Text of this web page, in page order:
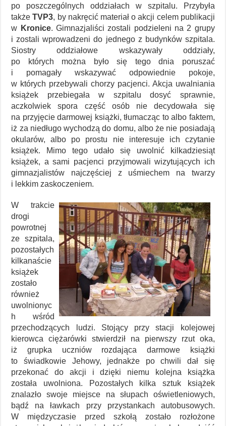
po poszczególnych oddziałach w szpitalu. Przybyła
takżeTVP3, by nakręcić materiał o akcji celem publikacji
w Kronice. Gimnazjaliści zostali podzieleni na 2 grupy
i zostali wprowadzeni do jednego z budynków szpitala.
Siostry oddziałowe wskazywały oddziały,
po których można było się tego dnia poruszać
i pomagały wskazywać odpowiednie pokoje,
w których przebywali chorzy pacjenci. Akcja uwalniania
książek przebiegała w szpitalu dosyć sprawnie,
aczkolwiek spora część osób nie decydowała się
na przyjęcie darmowej książki, tłumacząc to albo faktem,
iż za niedługo wychodzą do domu, albo że nie posiadają
okularów, albo po prostu nie interesuje ich czytanie
książek. Mimo tego udało się uwolnić kilkadziesiąt
książek, a sami pacjenci przyjmowali wizytujących ich
gimnazjalistów najczęściej z uśmiechem na twarzy
i lekkim zaskoczeniem.
W trakcie
drogi
powrotnej
ze szpitala,
pozostałych
kilkanaście
książek
zostało
również
uwolnionyc
h wśród
przechodzących ludzi. Stojący przy stacji kolejowej
kierowca ciężarówki stwierdził na pierwszy rzut oka,
iż grupka uczniów rozdająca darmowe książki
to świadkowie Jehowy, jednakże po chwili dał się
przekonać do akcji i dzięki niemu kolejna książka
została uwolniona. Pozostałych kilka sztuk książek
znalazło swoje miejsce na słupach oświetleniowych,
bądź na ławkach przy przystankach autobusowych.
W międzyczasie przed szkołą zostało rozłożone